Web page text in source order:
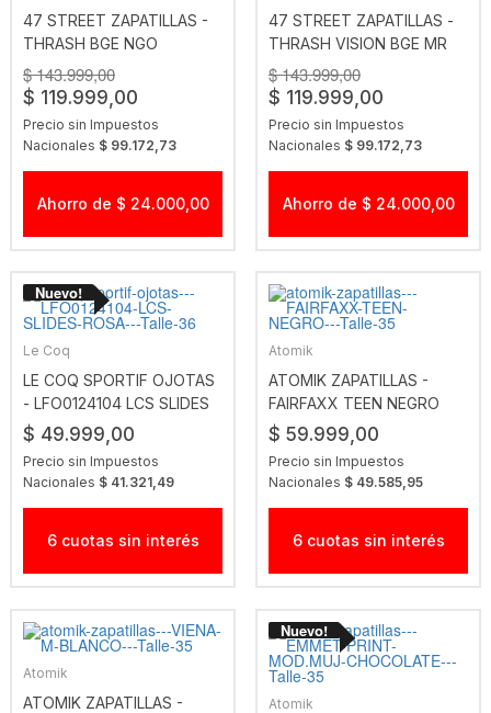
47 STREET ZAPATILLAS -
THRASH BGE NGO
$ 143.999,00
$ 119.999,00
Precio sin Impuestos
Nacionales $ 99.172,73
Ahorro de $ 24.000,00
47 STREET ZAPATILLAS -
THRASH VISION BGE MR
$ 143.999,00
$ 119.999,00
Precio sin Impuestos
Nacionales $ 99.172,73
Ahorro de $ 24.000,00
Le Coq
LE COQ SPORTIF OJOTAS
- LFO0124104 LCS SLIDES
ROSA
$ 49.999,00
Precio sin Impuestos
Nacionales $ 41.321,49
6 cuotas sin interés
Atomik
ATOMIK ZAPATILLAS -
FAIRFAXX TEEN NEGRO
$ 59.999,00
Precio sin Impuestos
Nacionales $ 49.585,95
6 cuotas sin interés
Atomik
ATOMIK ZAPATILLAS -
Atomik